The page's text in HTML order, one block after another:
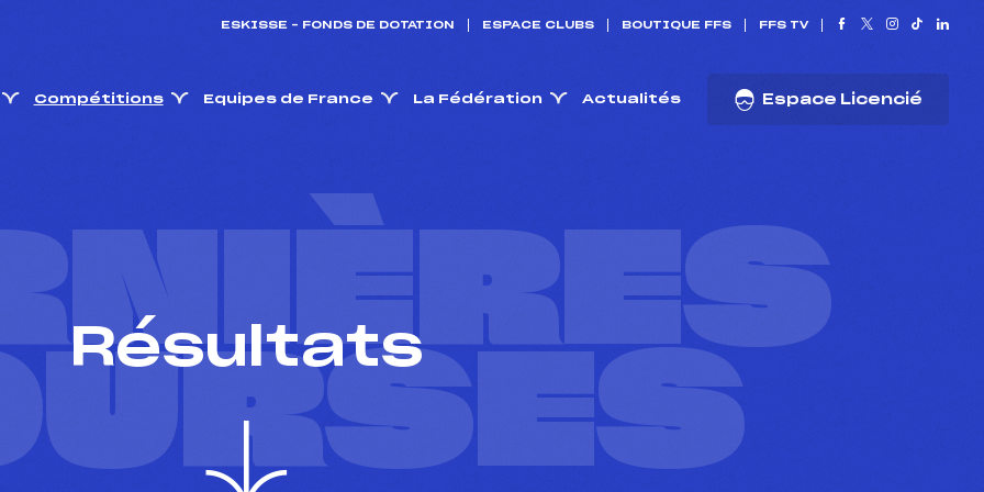
ESKISSE – FONDS DE DOTATION ESPACE CLUBS BOUTIQUE FFS FFS TV
Compétitions Equipes de France La Fédération Actualités Espace Licencié
Résultats